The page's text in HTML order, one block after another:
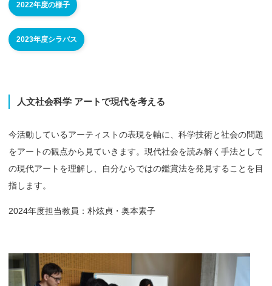
2022年度の様子
2023年度シラバス
人文社会科学 アートで現代を考える
今活動しているアーティストの表現を軸に、科学技術と社会の問題
をアートの観点から見ていきます。現代社会を読み解く手法として
の現代アートを理解し、自分ならではの鑑賞法を発見することを目
指します。
2024年度担当教員：朴炫貞・奥本素子